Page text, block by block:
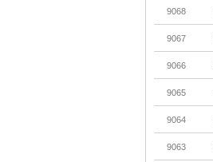
9068
9067
9066
9065
9064
9063